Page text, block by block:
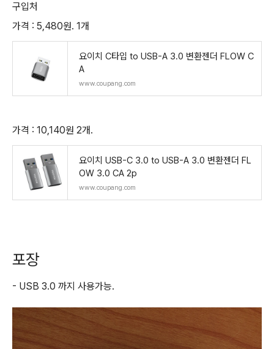
구입처
가격 : 5,480원. 1개
요이치 C타입 to USB-A 3.0 변환젠더 FLOW C
A
www.coupang.com
가격 : 10,140원 2개.
요이치 USB-C 3.0 to USB-A 3.0 변환젠더 FL
OW 3.0 CA 2p
www.coupang.com
포장
- USB 3.0 까지 사용가능.